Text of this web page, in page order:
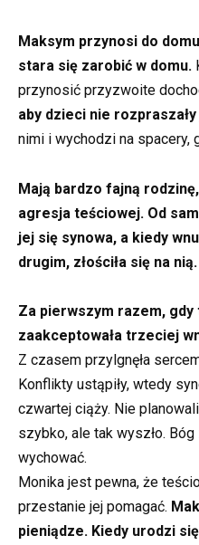
Maksym przynosi do
stara się zarobić w domu.
przynosić przyzwoite
aby dzieci nie
nimi i wychodzi na spacery,
Mają bardzo fajną
agresja teściowej. Od
jej się synowa, a kiedy
drugim, złościła się na nią.
Za pierwszym razem, gdy
zaakceptowała trzeciej
Z czasem przylgnęła
Konflikty ustąpiły, wtedy
czwartej ciąży. Nie
szybko, ale tak wyszło.
wychować.
Monika jest pewna, że
przestanie jej pomagać.
pieniądze. Kiedy urodzi